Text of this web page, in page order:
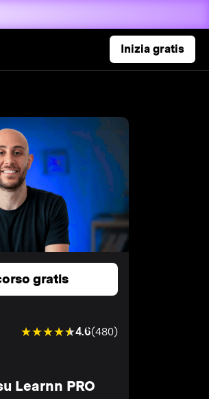
Inizia gratis
gratis
4.6(480)
Learnn PRO